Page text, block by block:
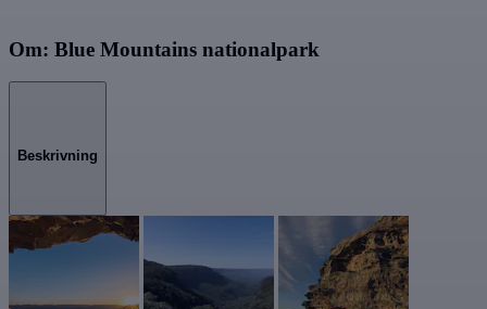
Om: Blue Mountains nationalpark
Beskrivning